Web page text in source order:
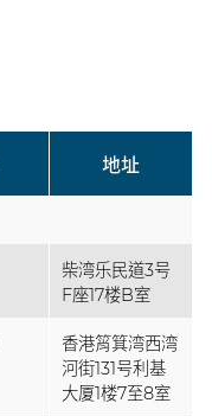
地址
柴湾乐民道3号
F座17楼B室
香港筲箕湾西湾
河街131号利基
大厦1楼7至8室